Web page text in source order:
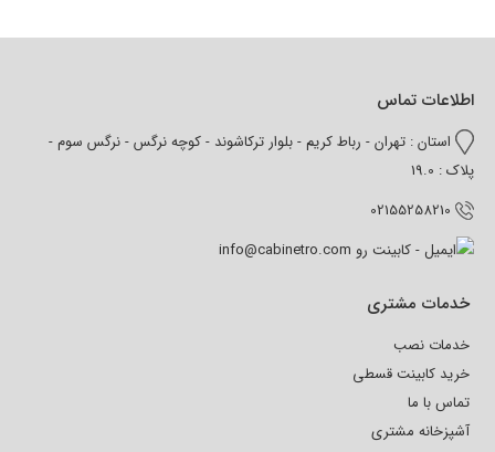
اطلاعات تماس
استان : تهران - رباط کریم - بلوار ترکاشوند - کوچه نرگس - نرگس سوم -
پلاک : 19.0
02155258210
info@cabinetro.com
خدمات مشتری
خدمات نصب
خرید کابینت قسطی
تماس با ما
آشپزخانه مشتری